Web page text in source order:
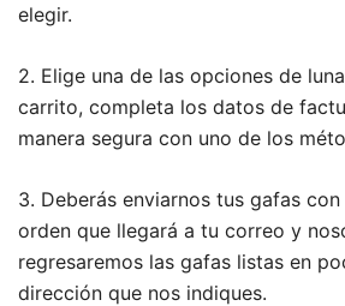
elegir.
2. Elige una de las opciones de
carrito, completa los datos de
manera segura con uno de los
3. Deberás enviarnos tus gafas
orden que llegará a tu correo y n
regresaremos las gafas listas en
dirección que nos indiques.